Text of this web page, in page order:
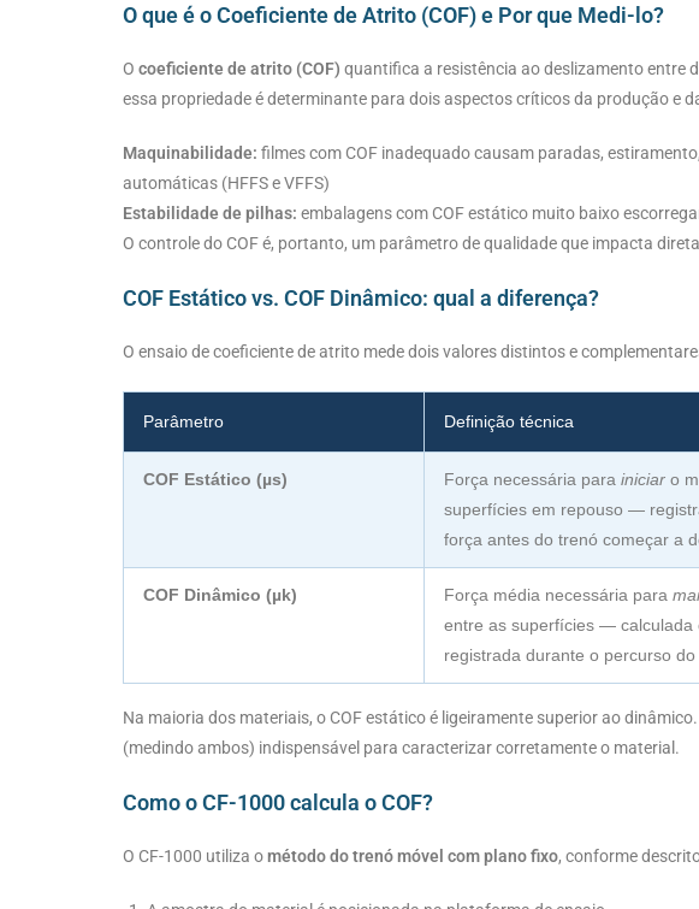
O que é o Coeficiente de Atrito (COF) e Por que Medi-lo?
O coeficiente de atrito (COF) quantifica a resistência ao deslizamento entre
essa propriedade é determinante para dois aspectos críticos da produção e
Maquinabilidade: filmes com COF inadequado causam paradas,
automáticas (HFFS e VFFS)
Estabilidade de pilhas: embalagens com COF estático muito baixo
O controle do COF é, portanto, um parâmetro de qualidade que impacta
COF Estático vs. COF Dinâmico: qual a diferença?
O ensaio de coeficiente de atrito mede dois valores distintos e
Parâmetro Definição técnica
COF Estático (µs) Força necessária para iniciar o
superfícies em repouso —
força antes do trenó começar a
COF Dinâmico (µk) Força média necessária para
entre as superfícies — calculada
registrada durante o percurso do
Na maioria dos materiais, o COF estático é ligeiramente superior ao
(medindo ambos) indispensável para caracterizar corretamente o material.
Como o CF-1000 calcula o COF?
O CF-1000 utiliza ométodo do trenó móvel com plano fixo, conforme